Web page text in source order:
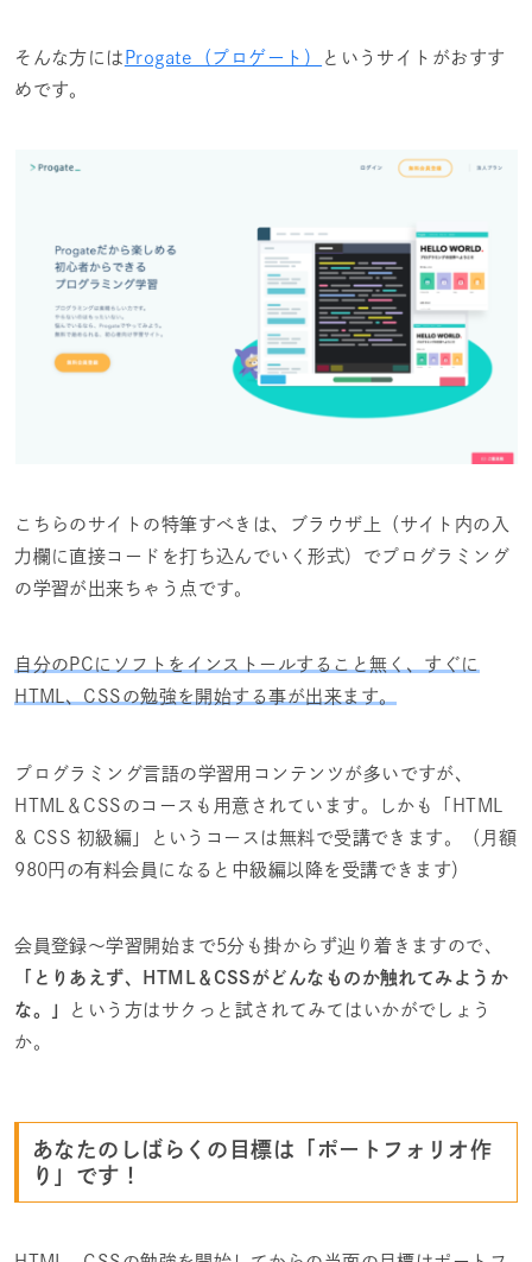
そんな方には Progate（プロゲート）
というサイトがおすす
めです。
こちらのサイトの特筆すべきは、ブラウザ上（サイト内の入
力欄に直接コードを打ち込んでいく形式）でプログラミング
の学習が出来ちゃう点です。
自分のPCにソフトをインストールすること無く、すぐに
HTML、CSSの勉強を開始する事が出来ます。
プログラミング言語の学習用コンテンツが多いですが、
HTML＆CSSのコースも用意されています。しかも「HTML
& CSS 初級編」というコースは無料で受講できます。（月額
980円の有料会員になると中級編以降を受講できます）
会員登録～学習開始まで5分も掛からず辿り着きますので、
「とりあえず、HTML＆CSSがどんなものか触れてみようか
な。」
という方はサクっと試されてみてはいかがでしょう
か。
あなたのしばらくの目標は「ポートフォリオ作
り」です！